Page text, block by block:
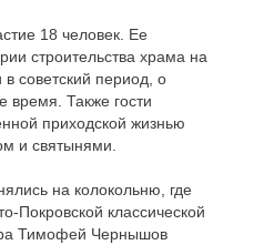
18 человек. Ее
строительства храма на
в советский период, о
время. Также гости
приходской жизнью
и святынями.
на колокольню, где
Покровской классической
Тимофей Чернышов